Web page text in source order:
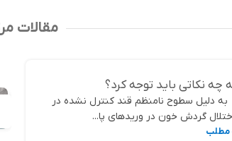
مقالات
چه نکاتی باید توجه کرد؟
دلیل سطوح نامنظم قند کنترل نشده در
گردش خون در وریدهای پا...
مطلب